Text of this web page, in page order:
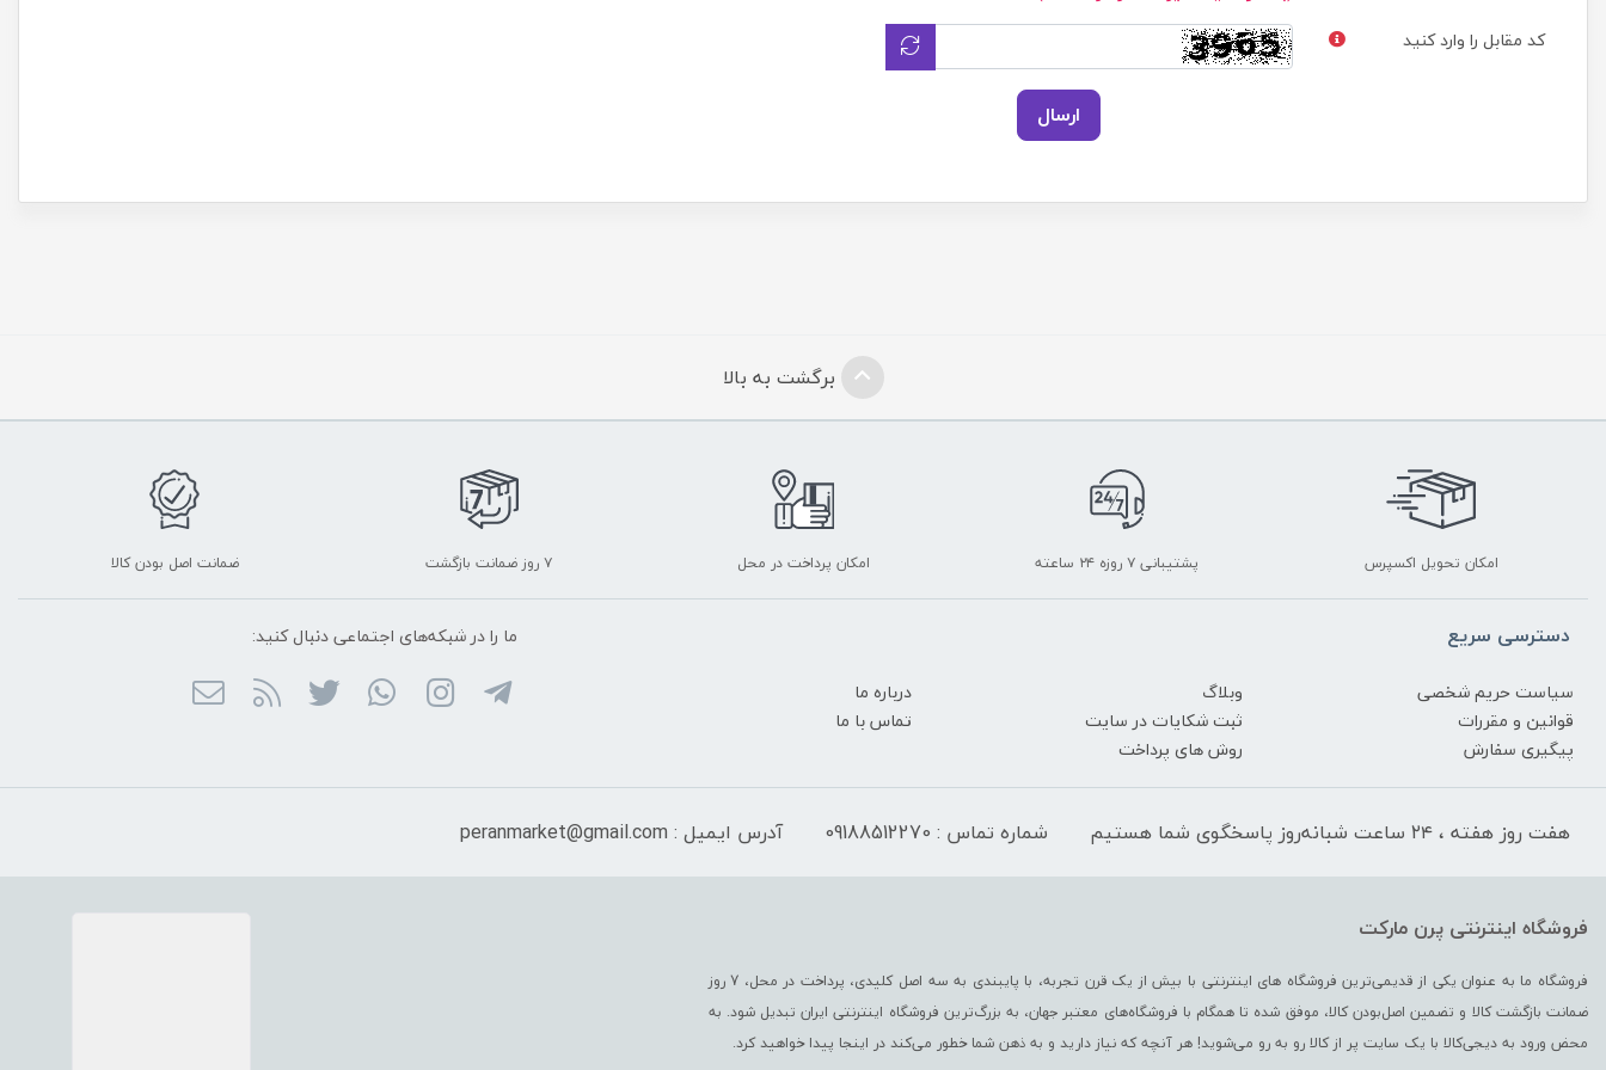
کد مقابل را وارد کنید
ارسال
برگشت به بالا
امکان تحویل اکسپرس پشتیبانی ۷ روزه ۲۴ ساعته امکان پرداخت در محل ۷ روز ضمانت بازگشت ضمانت اصل بودن کالا
دسترسی سریع
سیاست حریم شخصی وبلاگ
درباره ما
قوانین و مقررات
ثبت شکایات در سایت
تماس با ما
پیگیری سفارش
روش های پرداخت
ما را در شبکه‌های اجتماعی دنبال کنید:
هفت روز هفته ، ۲۴ ساعت شبانه‌روز پاسخگوی شما هستیم شماره تماس : 09188512270 آدرس ایمیل : peranmarket@gmail.com
فروشگاه اینترنتی پرن مارکت
فروشگاه ما به عنوان یکی از قدیمی‌ترین فروشگاه های اینترنتی با بیش از یک قرن تجربه، با پایبندی به سه اصل کلیدی، پرداخت در محل، 7 روز
ضمانت بازگشت کالا و تضمین اصل‌بودن کالا، موفق شده تا همگام با فروشگاه‌های معتبر جهان، به بزرگ‌ترین فروشگاه اینترنتی ایران تبدیل شود. به
محض ورود به دیجی‌کالا با یک سایت پر از کالا رو به رو می‌شوید! هر آنچه که نیاز دارید و به ذهن شما خطور می‌کند در اینجا پیدا خواهید کرد.